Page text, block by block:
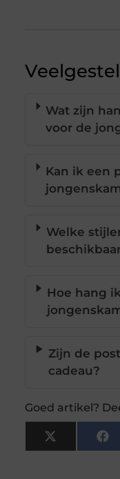
Wat zijn
voor de
Kan ik een
Welke
Hoe hang
Zijn de
cadeau?
Goed artikel?
X
(Twitter)